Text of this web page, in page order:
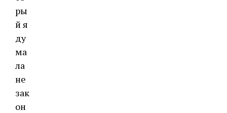
ры
й я
ду
ма
ла
не
зак
он